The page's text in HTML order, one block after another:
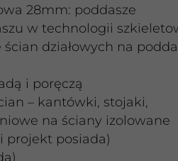
28mm: poddasze
w technologii
działowych na
i poręczą
– kantówki, stojaki,
na ściany izolowane
projekt posiada)